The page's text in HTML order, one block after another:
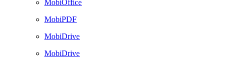
MobiOffice
MobiPDF
MobiDrive
MobiDrive